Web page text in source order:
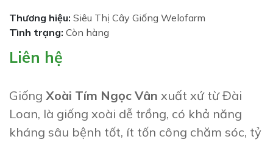
Thương hiệu: Siêu Thị Cây Giống Welofarm
Tình trạng: Còn hàng
Liên hệ
Giống Xoài Tím Ngọc Vân xuất xứ từ Đài
Loan, là giống xoài dễ trồng, có khả năng
kháng sâu bệnh tốt, ít tốn công chăm sóc, tỷ